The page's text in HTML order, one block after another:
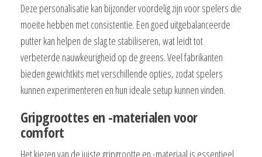
Deze personalisatie kan bijzonder voordelig zijn voor spelers die
moeite hebben met consistentie. Een goed uitgebalanceerde
putter kan helpen de slag te stabiliseren, wat leidt tot
verbeterde nauwkeurigheid op de greens. Veel fabrikanten
bieden gewichtkits met verschillende opties, zodat spelers
kunnen experimenteren en hun ideale setup kunnen vinden.
Gripgroottes en -materialen voor
comfort
Het kiezen van de juiste gripgrootte en -materiaal is essentieel